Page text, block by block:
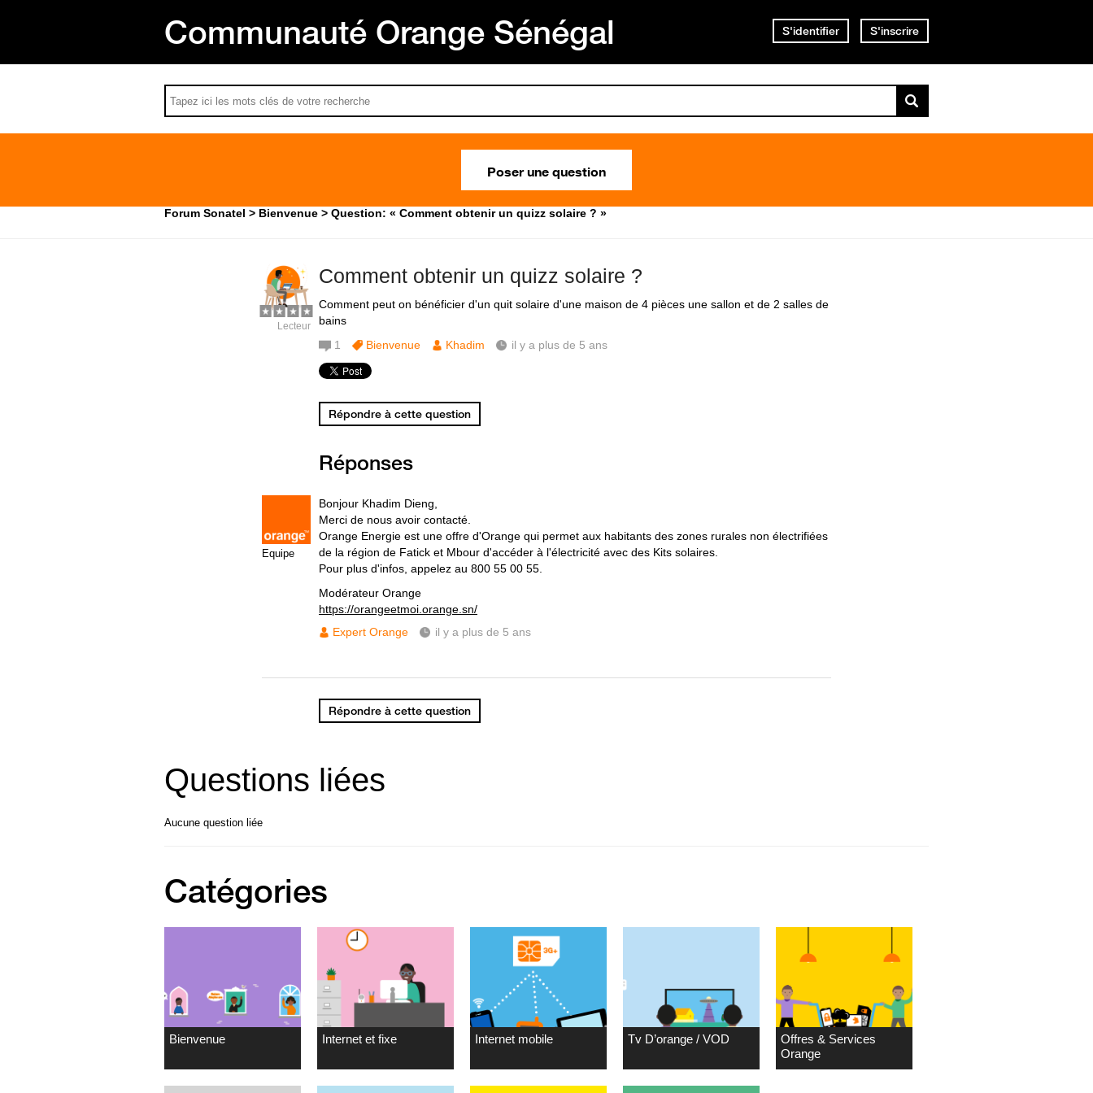
Communauté Orange Sénégal S'identifier S'inscrire
Poser une question
Forum Sonatel Bienvenue Question: « Comment obtenir un quizz solaire ? »
Comment obtenir un quizz solaire ?
Comment peut on bénéficier d'un quit solaire d'une maison de 4 pièces une sallon et de 2 salles de
bains
Lecteur
1 Bienvenue Khadim il y a plus de 5 ans
Répondre à cette question
Réponses
Equipe
Bonjour Khadim Dieng,
Merci de nous avoir contacté.
Orange Energie est une offre d'Orange qui permet aux habitants des zones rurales non électrifiées
de la région de Fatick et Mbour d'accéder à l'électricité avec des Kits solaires.
Pour plus d'infos, appelez au 800 55 00 55.
Modérateur Orange
https://orangeetmoi.orange.sn/
Expert Orange
il y a plus de 5 ans
Répondre à cette question
Questions liées
Aucune question liée
Catégories
Bienvenue Internet et fixe Internet mobile Tv D’orange / VOD
Offres & Services
Orange